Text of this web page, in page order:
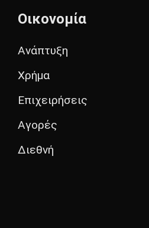
Οικονομία
Ανάπτυξη
Χρήμα
Επιχειρήσεις
Αγορές
Διεθνή